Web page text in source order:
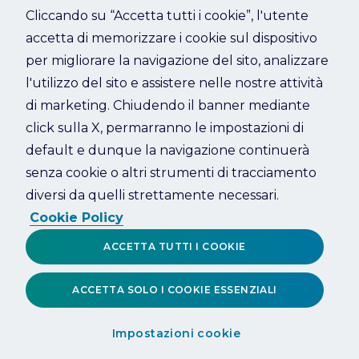
Refresh
Cliccando su “Accetta tutti i cookie”, l'utente
accetta di memorizzare i cookie sul dispositivo
per migliorare la navigazione del sito, analizzare
l'utilizzo del sito e assistere nelle nostre attività
di marketing. Chiudendo il banner mediante
click sulla X, permarranno le impostazioni di
default e dunque la navigazione continuerà
senza cookie o altri strumenti di tracciamento
diversi da quelli strettamente necessari.
Cookie Policy
Impostazioni cookie
ACCETTA SOLO I COOKIE ESSENZIALI
ACCETTA TUTTI I COOKIE